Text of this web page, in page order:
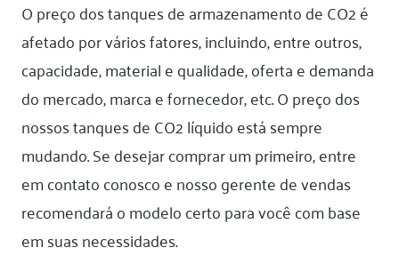
O preço dos tanques de armazenamento de CO2 é
afetado por vários fatores, incluindo, entre outros,
capacidade, material e qualidade, oferta e demanda
do mercado, marca e fornecedor, etc. O preço dos
nossos tanques de CO2 líquido está sempre
mudando. Se desejar comprar um primeiro, entre
em contato conosco e nosso gerente de vendas
recomendará o modelo certo para você com base
em suas necessidades.